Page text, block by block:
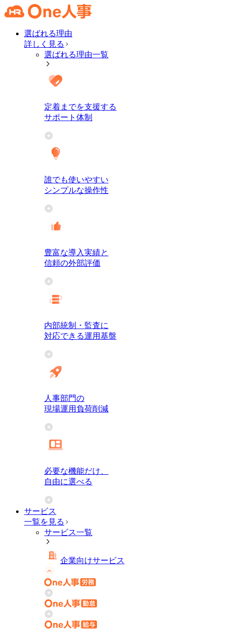
選ばれる理由
詳しく見る
選ばれる理由一覧
定着までを支援する
サポート体制
誰でも使いやすい
シンプルな操作性
豊富な導入実績と
信頼の外部評価
内部統制・監査に
対応できる運用基盤
人事部門の
現場運用負荷削減
必要な機能だけ、
自由に選べる
サービス
一覧を見る
サービス一覧
企業向けサービス